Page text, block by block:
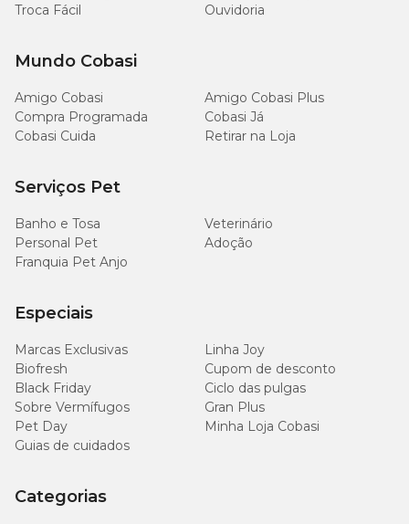
Troca Fácil
Ouvidoria
Mundo Cobasi
Amigo Cobasi
Amigo Cobasi Plus
Compra Programada
Cobasi Já
Cobasi Cuida
Retirar na Loja
Serviços Pet
Banho e Tosa
Veterinário
Personal Pet
Adoção
Franquia Pet Anjo
Especiais
Marcas Exclusivas
Linha Joy
Biofresh
Cupom de desconto
Black Friday
Ciclo das pulgas
Sobre Vermífugos
Gran Plus
Pet Day
Minha Loja Cobasi
Guias de cuidados
Categorias